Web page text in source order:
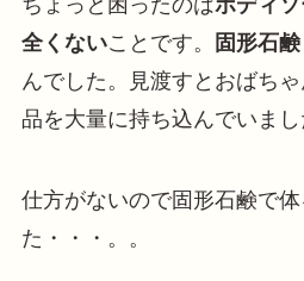
全くないことです。 固形石鹸
んでした。見渡すとおばち
品を大量に持ち込んでいまし
仕方がないので固形石鹸で
た・・・。。